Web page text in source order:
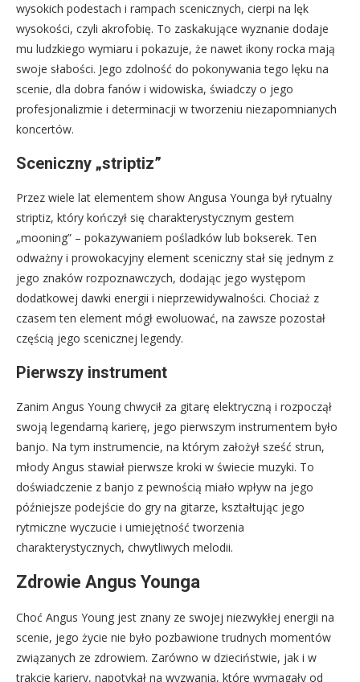
wysokich podestach i rampach scenicznych, cierpi na lęk
wysokości, czyli akrofobię. To zaskakujące wyznanie dodaje
mu ludzkiego wymiaru i pokazuje, że nawet ikony rocka mają
swoje słabości. Jego zdolność do pokonywania tego lęku na
scenie, dla dobra fanów i widowiska, świadczy o jego
profesjonalizmie i determinacji w tworzeniu niezapomnianych
koncertów.
Sceniczny „striptiz”
Przez wiele lat elementem show Angusa Younga był rytualny
striptiz, który kończył się charakterystycznym gestem
„mooning” – pokazywaniem pośladków lub bokserek. Ten
odważny i prowokacyjny element sceniczny stał się jednym z
jego znaków rozpoznawczych, dodając jego występom
dodatkowej dawki energii i nieprzewidywalności. Chociaż z
czasem ten element mógł ewoluować, na zawsze pozostał
częścią jego scenicznej legendy.
Pierwszy instrument
Zanim Angus Young chwycił za gitarę elektryczną i rozpoczął
swoją legendarną karierę, jego pierwszym instrumentem było
banjo. Na tym instrumencie, na którym założył sześć strun,
młody Angus stawiał pierwsze kroki w świecie muzyki. To
doświadczenie z banjo z pewnością miało wpływ na jego
późniejsze podejście do gry na gitarze, kształtując jego
rytmiczne wyczucie i umiejętność tworzenia
charakterystycznych, chwytliwych melodii.
Zdrowie Angus Younga
Choć Angus Young jest znany ze swojej niezwykłej energii na
scenie, jego życie nie było pozbawione trudnych momentów
związanych ze zdrowiem. Zarówno w dzieciństwie, jak i w
trakcie kariery, napotykał na wyzwania, które wymagały od